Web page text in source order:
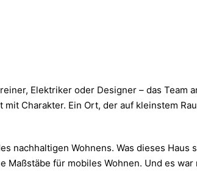
Elektriker oder Designer – das Team
Charakter. Ein Ort, der auf kleinstem
nachhaltigen Wohnens. Was dieses Haus
für mobiles Wohnen. Und es